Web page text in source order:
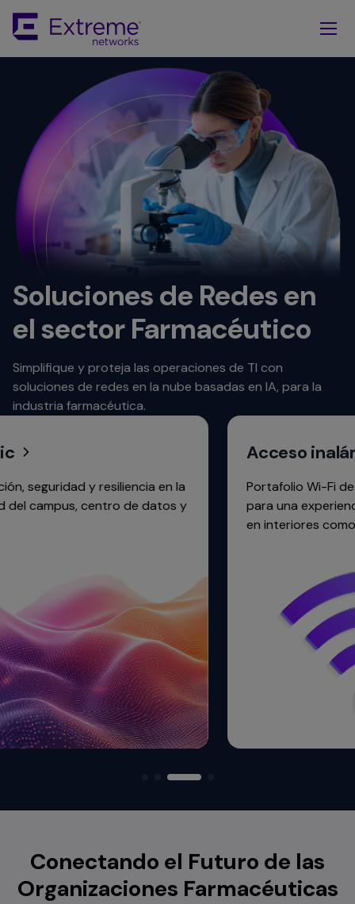
Main
Content
Soluciones de Redes en
el sector Farmacéutico
Simplifique y proteja las operaciones de TI con
soluciones de redes en la nube basadas en IA, para la
industria farmacéutica.
y resiliencia en la
centro de datos y
Acceso
Portafolio Wi-Fi de alto
para una experiencia
en interiores como en
Conectando el Futuro de las
Organizaciones Farmacéuticas